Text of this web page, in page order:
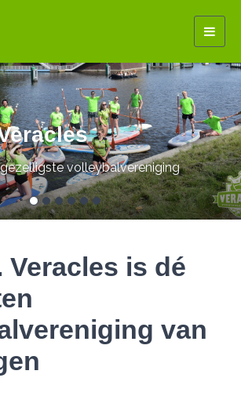
volleybalvereniging
Veracles is dé
van